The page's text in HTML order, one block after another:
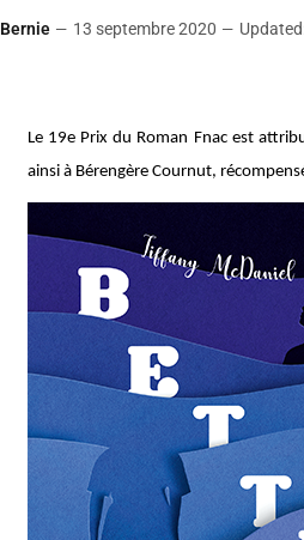
Bernie 13 septembre 2020
Le 19e Prix du Roman Fnac est
ainsi à Bérengère Cournut,